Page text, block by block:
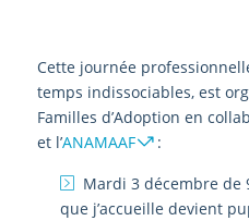
Cette journée
temps indissociables, est
Familles d’Adoption en
et l’ANAMAAF
:
Mardi 3 décembre de
que j’accueille devient